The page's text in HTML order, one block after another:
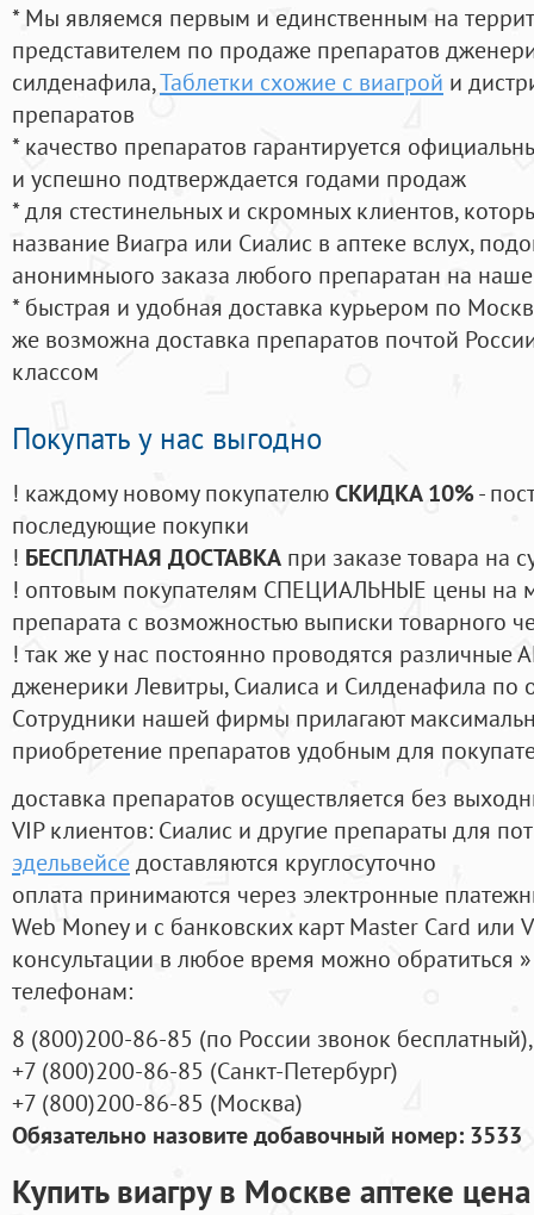
* Мы являемся первым и единственным на
представителем по продаже препаратов
силденафила,Таблетки схожие с виагрой и
препаратов
* качество препаратов гарантируется
и успешно подтверждается годами продаж
* для стестинельных и скромных клиентов,
название Виагра или Сиалис в аптеке вслух,
анонимныого заказа любого препаратан на
* быстрая и удобная доставка курьером по
же возможна доставка препаратов почтой
классом
Покупать у нас выгодно
! каждому новому покупателюСКИДКА 10%-
последующие покупки
! БЕСПЛАТНАЯ ДОСТАВКА при заказе товара на
! оптовым покупателям СПЕЦИАЛЬНЫЕ цены на
препарата с возможностью выписки товарного
! так же у нас постоянно проводятся
дженерики Левитры, Сиалиса и Силденафила по
Cотрудники нашей фирмы прилагают
приобретение препаратов удобным для
доставка препаратов осуществляется без
VIP клиентов: Сиалис и другие препараты для
эдельвейседоставляются круглосуточно
оплата принимаются через электронные
Web Money и с банковских карт Master Card или
консультации в любое время можно обратиться
телефонам:
8 (800)200-86-85 (по России звонок бесплатный),
+7 (800)200-86-85 (Санкт-Петербург)
+7 (800)200-86-85 (Москва)
Обязательно назовите добавочный номер: 3533
Купить виагру в Москве аптеке